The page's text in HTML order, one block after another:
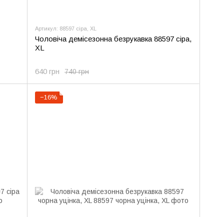
Артикул: 88597 сіра, XL
Чоловіча демісезонна безрукавка 88597 сіра,
XL
740 грн
640 грн
−16%